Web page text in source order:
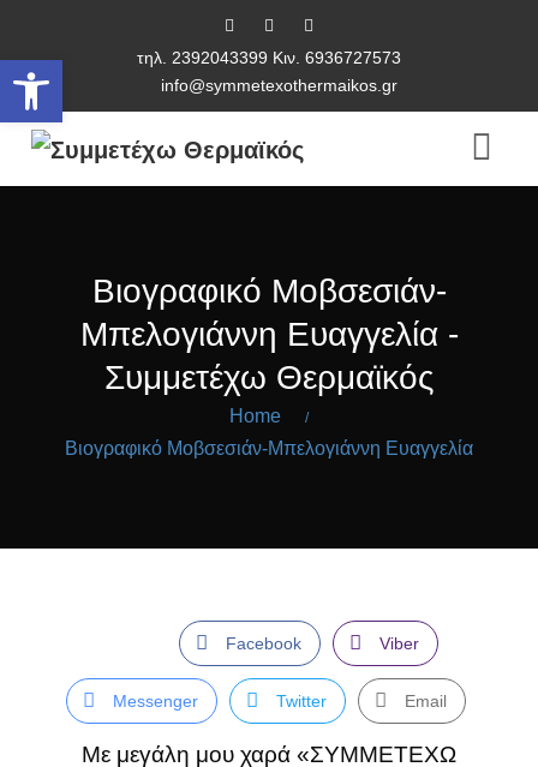
Ανοίξτε τη γραμμή εργαλείων
τηλ. 2392043399 Κιν. 6936727573
info@symmetexothermaikos.gr
Βιογραφικό Μοβσεσιάν-
Μπελογιάννη Ευαγγελία -
Συμμετέχω Θερμαϊκός
Home /
Βιογραφικό Μοβσεσιάν-Μπελογιάννη Ευαγγελία
Facebook Viber
Messenger Twitter Email
Με μεγάλη μου χαρά «ΣΥΜΜΕΤΕΧΩ